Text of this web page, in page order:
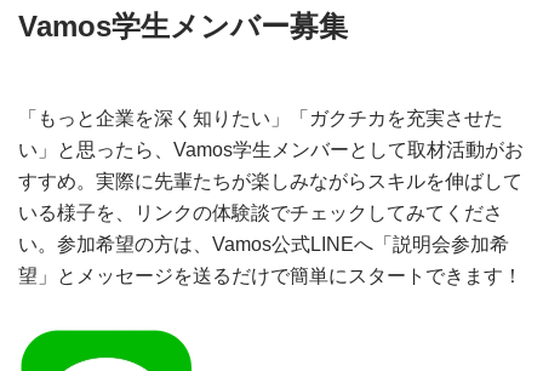
Vamos学生メンバー募集
「もっと企業を深く知りたい」「ガクチカを充実させた
い」と思ったら、Vamos学生メンバーとして取材活動がお
すすめ。実際に先輩たちが楽しみながらスキルを伸ばして
いる様子を、リンクの体験談でチェックしてみてくださ
い。参加希望の方は、Vamos公式LINEへ「説明会参加希
望」とメッセージを送るだけで簡単にスタートできます！